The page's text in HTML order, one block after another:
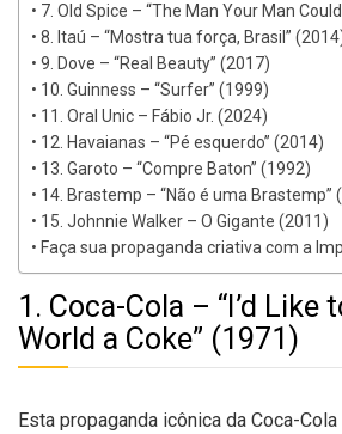
7. Old Spice – “The Man Your Man
8. Itaú – “Mostra tua força, Brasil”
9. Dove – “Real Beauty” (2017)
10. Guinness – “Surfer” (1999)
11. Oral Unic – Fábio Jr. (2024)
12. Havaianas – “Pé esquerdo” (2014)
13. Garoto – “Compre Baton” (1992)
14. Brastemp – “Não é uma Brastemp”
15. Johnnie Walker – O Gigante (2011)
Faça sua propaganda criativa com a
1. Coca-Cola – “I’d Like
World a Coke” (1971)
Esta propaganda icônica da Coca-